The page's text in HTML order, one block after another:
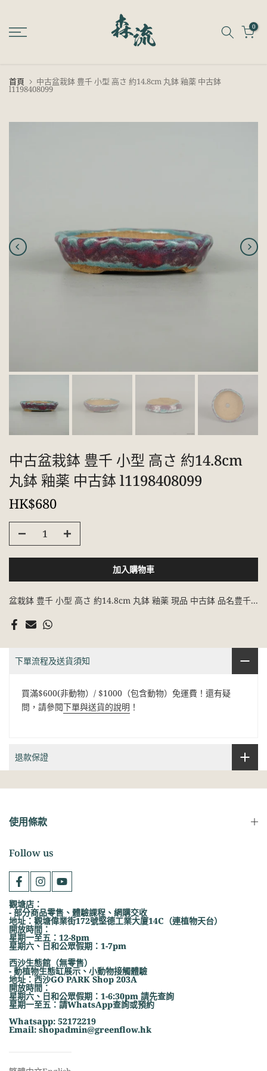
至
內
0
首頁 中古盆栽鉢 豊千 小型 高さ 約14.8cm 丸鉢 釉薬 中古鉢
l1198408099
中古盆栽鉢 豊千 小型 高さ 約14.8cm
丸鉢 釉薬 中古鉢 l1198408099
HK$680
加入購物車
盆栽鉢 豊千 小型 高さ 約14.8cm 丸鉢 釉薬 現品 中古鉢 品名豊千...
下單流程及送貨須知
買滿$600(非動物）/ $1000（包含動物）免運費！還有疑
問，請參閱下單與送貨的說明 ！
退款保證
使用條款
Follow us
觀塘店：
- 部分商品零售、體驗課程、網購交收
地址：觀塘偉業街172號堅德工業大廈14C（連植物天台）
開放時間：
星期一至五：12-8pm
星期六、日和公眾假期：1-7pm
西沙生態館（無零售）
- 動植物生態缸展示、小動物接觸體驗
地址：西沙GO PARK Shop 203A
開放時間：
星期六、日和公眾假期：1-6:30pm 請先查詢
星期一至五：請WhatsApp查詢或預約
Whatsapp: 52172219
Email: shopadmin@greenflow.hk